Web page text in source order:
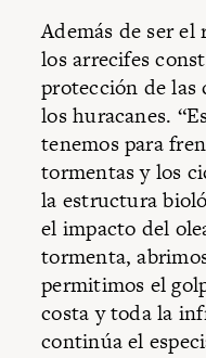
Además de ser el
los arrecifes
protección de las
los huracanes.
tenemos para
tormentas y los
la estructura
el impacto del
tormenta,
permitimos el
costa y toda la
continúa el